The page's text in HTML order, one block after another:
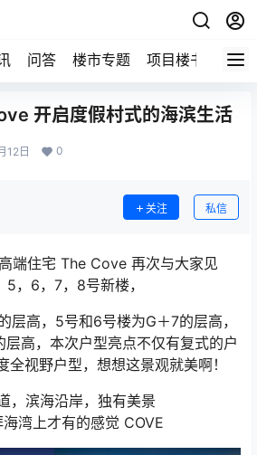
问答 楼市专题 项目楼书
开启度假村式的海滨生活
12日 0
关注 私信
端住宅 The Cove 再次与大家见
，6，7，8号新楼，
层高，5号和6号楼为G＋7的层高，
高，本次户型亮点不仅有复式的户
视野户型，想想这景观就美啊！
，滨海沿岸，独有美景
湾上才有的感觉 COVE